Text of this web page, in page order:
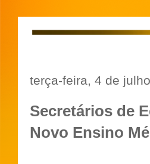
terça-feira, 4 de
Secretários de
Novo Ensino